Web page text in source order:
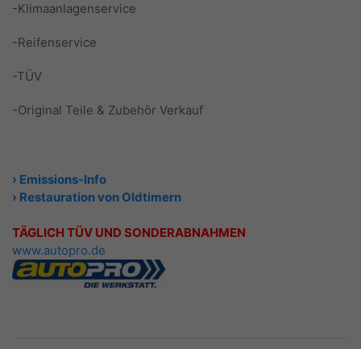
-Klimaanlagenservice
-Reifenservice
-TÜV
-Original Teile & Zubehör Verkauf
› Emissions-Info
› Restauration von Oldtimern
TÄGLICH TÜV UND SONDERABNAHMEN
www.autopro.de